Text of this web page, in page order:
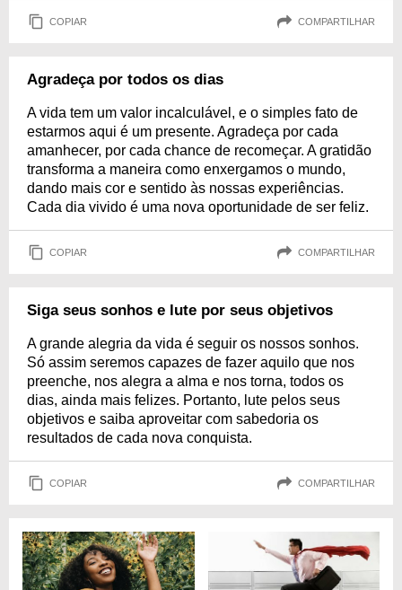
COPIAR COMPARTILHAR
Agradeça por todos os dias
A vida tem um valor incalculável, e o simples fato de
estarmos aqui é um presente. Agradeça por cada
amanhecer, por cada chance de recomeçar. A gratidão
transforma a maneira como enxergamos o mundo,
dando mais cor e sentido às nossas experiências.
Cada dia vivido é uma nova oportunidade de ser feliz.
COPIAR COMPARTILHAR
Siga seus sonhos e lute por seus objetivos
A grande alegria da vida é seguir os nossos sonhos.
Só assim seremos capazes de fazer aquilo que nos
preenche, nos alegra a alma e nos torna, todos os
dias, ainda mais felizes. Portanto, lute pelos seus
objetivos e saiba aproveitar com sabedoria os
resultados de cada nova conquista.
COPIAR COMPARTILHAR